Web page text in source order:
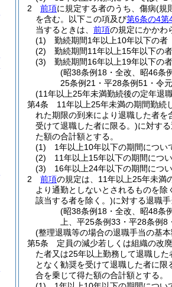
2
前項に規定する者のうち、傷病(規
を含む。以下この項及び第6条の4第
当するときは、 前項の規定にかかわ
(1)
勤続期間1年以上10年以下の
(2)
勤続期間11年以上15年以下の
(3)
勤続期間16年以上19年以下の
(昭38条例18・全改、昭46条
25条例21・平28条例51・令
(11年以上25年未満勤続後の定年退
第4条
11年以上25年未満の期間勤続
れた期限の到来により退職した者を
受けて退職した者に限る。)に対す
た額の合計額とする。
(1)
1年以上10年以下の期間につ
(2)
11年以上15年以下の期間につ
(3)
16年以上24年以下の期間につ
2
前項の規定は、11年以上25年未満
より通勤としないとされるものを除
該当する者を除く。)に対する退職
(昭38条例18・全改、昭48条
上、平25条例33・平28条例
(整理退職等の場合の退職手当の基
第5条
定員の減少若しくは組織の改
た者又は25年以上勤務して退職した
となく勧奨を受けて退職した者に限
合を乗じて得た額の合計額とする。